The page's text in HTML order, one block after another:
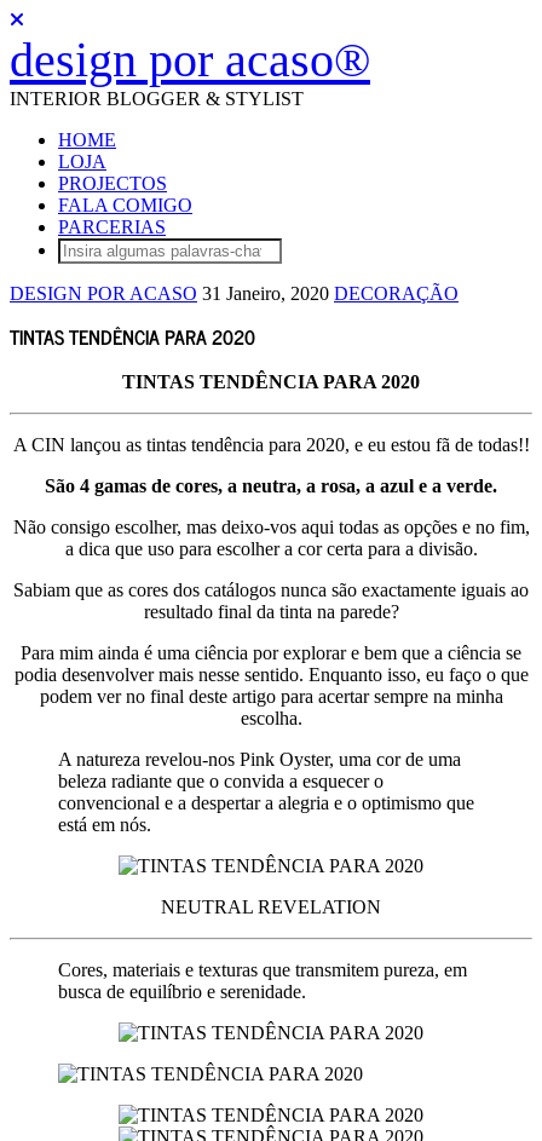
design por acaso®
INTERIOR BLOGGER & STYLIST
HOME
LOJA
PROJECTOS
FALA COMIGO
PARCERIAS
DESIGN POR ACASO 31 Janeiro, 2020 DECORAÇÃO
TINTAS TENDÊNCIA PARA 2020
TINTAS TENDÊNCIA PARA 2020
A CIN lançou as tintas tendência para 2020, e eu estou fã de todas!!
São 4 gamas de cores, a neutra, a rosa, a azul e a verde.
Não consigo escolher, mas deixo-vos aqui todas as opções e no fim,
a dica que uso para escolher a cor certa para a divisão.
Sabiam que as cores dos catálogos nunca são exactamente iguais ao
resultado final da tinta na parede?
Para mim ainda é uma ciência por explorar e bem que a ciência se
podia desenvolver mais nesse sentido. Enquanto isso, eu faço o que
podem ver no final deste artigo para acertar sempre na minha
escolha.
A natureza revelou-nos Pink Oyster, uma cor de uma
beleza radiante que o convida a esquecer o
convencional e a despertar a alegria e o optimismo que
está em nós.
NEUTRAL REVELATION
Cores, materiais e texturas que transmitem pureza, em
busca de equilíbrio e serenidade.